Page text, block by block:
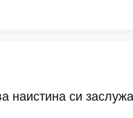
наистина си